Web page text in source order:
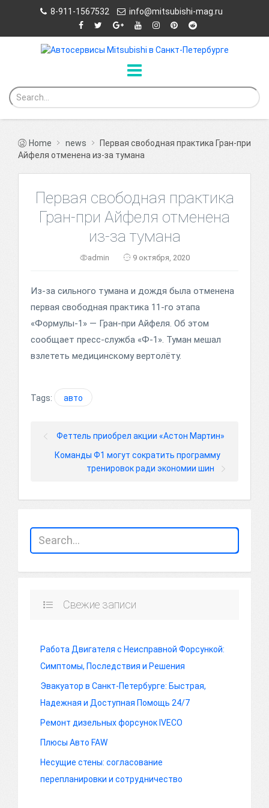
8-911-1567532 info@mitsubishi-mag.ru
Home news
Первая свободная практика Гран-при
Айфеля отменена из-за тумана
Первая свободная практика
Гран-при Айфеля отменена
из-за тумана
admin 9 октября, 2020
Из-за сильного тумана и дождя была отменена
первая свободная практика 11-го этапа
«Формулы-1» — Гран-при Айфеля. Об этом
сообщает пресс-служба «Ф-1». Туман мешал
взлететь медицинскому вертолёту.
Tags: авто
Феттель приобрел акции «Астон Мартин»
Команды Ф1 могут сократить программу
тренировок ради экономии шин
Свежие записи
Работа Двигателя с Неисправной Форсункой:
Симптомы, Последствия и Решения
Эвакуатор в Санкт-Петербурге: Быстрая,
Надежная и Доступная Помощь 24/7
Ремонт дизельных форсунок IVECO
Плюсы Авто FAW
Несущие стены: согласование
перепланировки и сотрудничество